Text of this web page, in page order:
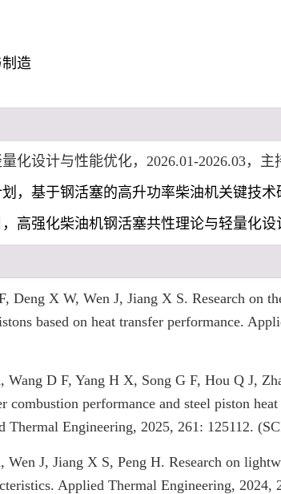
造
化设计与性能优化，2026.01-2026.03，主
，基于钢活塞的高升功率柴油机关键技术
高强化柴油机钢活塞共性理论与轻量化设
Deng X W, Wen J, Jiang X S. Research on
based on heat transfer performance.
Wang D F, Yang H X, Song G F, Hou Q J,
combustion performance and steel piston
Thermal Engineering, 2025, 261: 125112.
J, Jiang X S, Peng H. Research on
Applied Thermal Engineering,